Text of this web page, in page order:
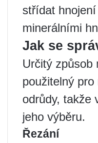
střídat
minerálními
Jak se
Určitý způsob
použitelný
odrůdy, takže
jeho výběru.
Řezání